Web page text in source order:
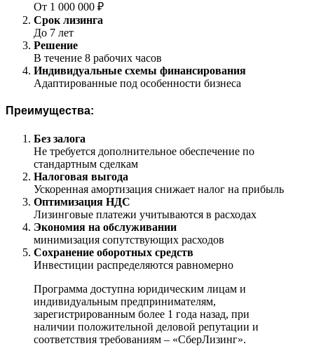
От 1 000 000 ₽
Срок лизинга
До 7 лет
Решение
В течение 8 рабочих часов
Индивидуальные схемы финансирования
Адаптированные под особенности бизнеса
Преимущества:
Без залога
Не требуется дополнительное обеспечение по
стандартным сделкам
Налоговая выгода
Ускоренная амортизация снижает налог на прибыль
Оптимизация НДС
Лизинговые платежи учитываются в расходах
Экономия на обслуживании
минимизация сопутствующих расходов
Сохранение оборотных средств
Инвестиции распределяются равномерно
Программа доступна юридическим лицам и
индивидуальным предпринимателям,
зарегистрированным более 1 года назад, при
наличии положительной деловой репутации и
соответствия требованиям – «СберЛизинг».